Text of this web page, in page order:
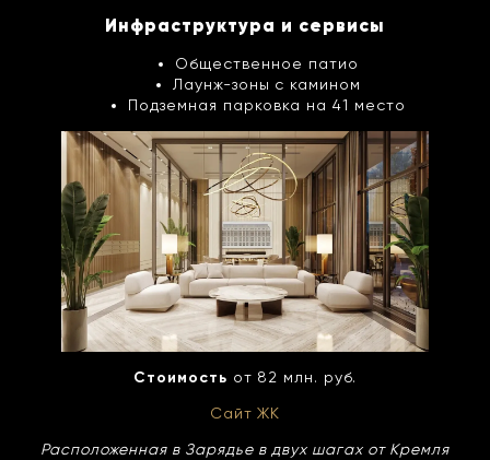
Инфраструктура и сервисы
Общественное патио
Лаунж-зоны с камином
Подземная парковка на 41 место
Стоимость от 82 млн. руб.
Сайт ЖК
Расположенная в Зарядье в двух шагах от Кремля